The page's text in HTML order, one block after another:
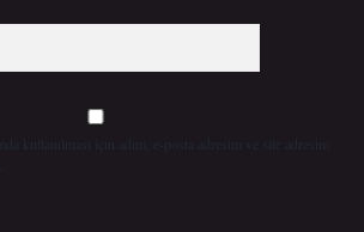
kullanılması için adım, e-posta adresim ve site adresim